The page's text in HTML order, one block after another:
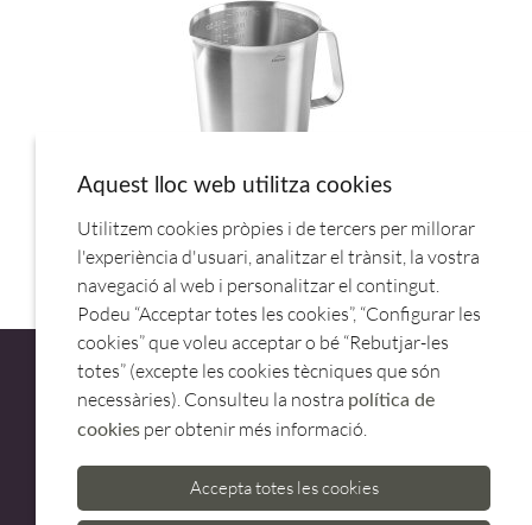
JARRA MEDIDORA INOX 1L 62741.LACOR
ATENCIÓ AL CLIENT
973 500 580
Aquest lloc web utilitza cookies
Utilitzem cookies pròpies i de tercers per millorar
l'experiència d'usuari, analitzar el trànsit, la vostra
navegació al web i personalitzar el contingut.
Podeu “Acceptar totes les cookies”, “Configurar les
cookies” que voleu acceptar o bé “Rebutjar-les
totes” (excepte les cookies tècniques que són
necessàries). Consulteu la nostra política de
cookies per obtenir més informació.
Accepta totes les cookies